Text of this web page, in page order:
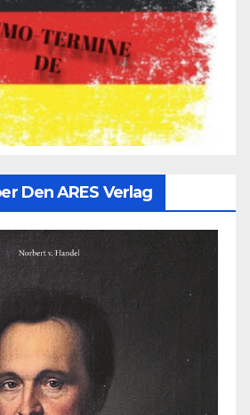
Den ARES Verlag